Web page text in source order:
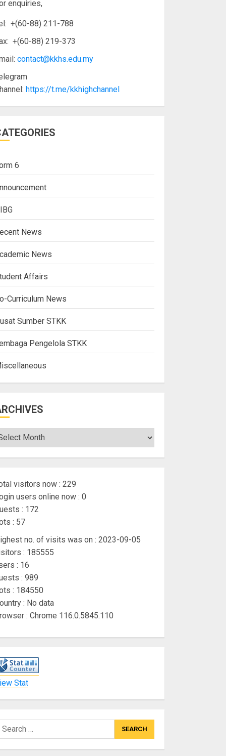
enquiries,
+(60-88) 211-788
+(60-88) 219-373
contact@kkhs.edu.my
https://t.me/kkhighchannel
6
News
News
Affairs
Curriculum News
Sumber STKK
Pengelola STKK
visitors now : 229
users online now : 0
: 172
: 57
no. of visits was on : 2023-09-05
: 185555
: 16
: 989
: 184550
: No data
: Chrome 116.0.5845.110
Stat